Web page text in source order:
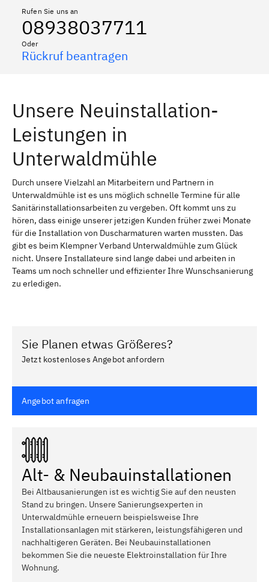
Rufen Sie uns an
08938037711
Oder
Rückruf beantragen
Unsere Neuinstallation-
Leistungen in
Unterwaldmühle
Durch unsere Vielzahl an Mitarbeitern und Partnern in
Unterwaldmühle ist es uns möglich schnelle Termine für alle
Sanitärinstallationsarbeiten zu vergeben. Oft kommt uns zu
hören, dass einige unserer jetzigen Kunden früher zwei Monate
für die Installation von Duscharmaturen warten mussten. Das
gibt es beim Klempner Verband Unterwaldmühle zum Glück
nicht. Unsere Installateure sind lange dabei und arbeiten in
Teams um noch schneller und effizienter Ihre Wunschsanierung
zu erledigen.
Sie Planen etwas Größeres?
Jetzt kostenloses Angebot anfordern
Angebot anfragen
Alt- & Neubauinstallationen
Bei Altbausanierungen ist es wichtig Sie auf den neusten
Stand zu bringen. Unsere Sanierungsexperten in
Unterwaldmühle erneuern beispielsweise Ihre
Installationsanlagen mit stärkeren, leistungsfähigeren und
nachhaltigeren Geräten. Bei Neubauinstallationen
bekommen Sie die neueste Elektroinstallation für Ihre
Wohnung.